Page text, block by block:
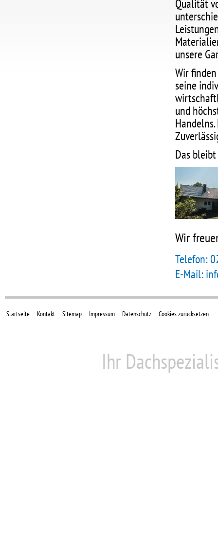
Qualität
unsere
Wir
seine
und
Das
Wir
Telefon:
E-Mail:
Startseite Kontakt Sitemap Impressum Datenschutz Cookies zurücksetzen
Ihr